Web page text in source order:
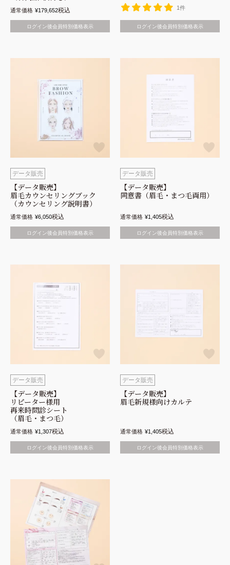
通常価格 ¥179,652税込
ログイン後会員特別価格表示
1件
ログイン後会員特別価格表示
データ販売
【データ販売】
眉毛カウンセリングブック
（カウンセリング説明書）
通常価格 ¥6,050税込
ログイン後会員特別価格表示
データ販売
【データ販売】
同意書（眉毛・まつ毛両用）
通常価格 ¥1,405税込
ログイン後会員特別価格表示
データ販売
【データ販売】
リピーター様用
再来時問診シート
（眉毛・まつ毛）
通常価格 ¥1,307税込
ログイン後会員特別価格表示
データ販売
【データ販売】
眉毛新規様向けカルテ
通常価格 ¥1,405税込
ログイン後会員特別価格表示